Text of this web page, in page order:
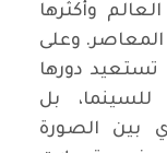
وأكثرها
المعاصر. وعلى
تستعيد دورها
بل
بين الصورة